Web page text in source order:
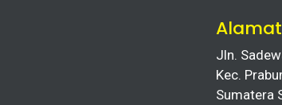
Alamat
Jln.
Kec.
Sumatera